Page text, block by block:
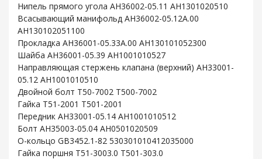
Нипель прямого угола AH36002-05.11 AH1301020510
Всасывающий манифольд AH36002-05.12A.00
AH130102051100
Прокладка AH36001-05.33A.00 AH130101052300
Шайба AH36001-05.39 AH1001010527
Направляющая стержень клапана (верхний) AH33001-
05.12 AH1001010510
Двойной болт T50-7002 T500-7002
Гайка T51-2001 T501-2001
Передник AH33001-05.14 AH1001010512
Болт AH35003-05.04 AH0501020509
O-кольцо GB3452.1-82 530301010412035000
Гайка поршня T51-3003.0 T501-303.0